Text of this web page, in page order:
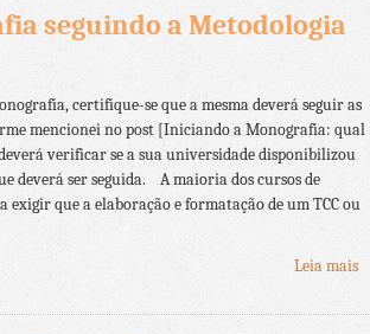
seguindo a Metodologia
certifique-se que a mesma deverá seguir as
mencionei no post [Iniciando a Monografia: qual
verificar se a sua universidade disponibilizou
deverá ser seguida. A maioria dos cursos de
exigir que a elaboração e formatação de um TCC ou
Leia mais